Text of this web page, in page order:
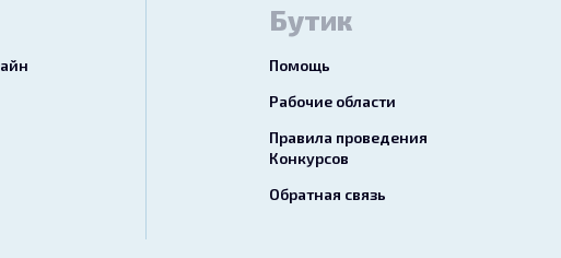
Бутик
Помощь
Рабочие области
Правила проведения
Конкурсов
Обратная связь